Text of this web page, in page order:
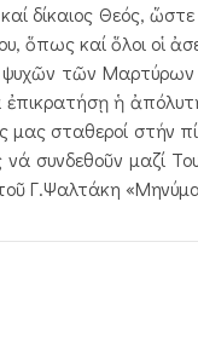
δίκαιος Θεός,
ὅπως καί ὅλοι οἱ
τῶν Μαρτύρων
ἡ
σταθεροί στήν
νά συνδεθοῦν μαζί
τοῦ Γ.Ψαλτάκη